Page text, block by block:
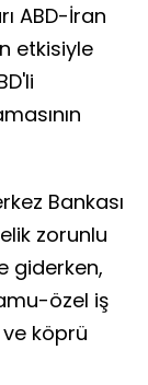
ABD-İran
etkisiyle
Bankası
zorunlu
giderken,
özel iş
köprü